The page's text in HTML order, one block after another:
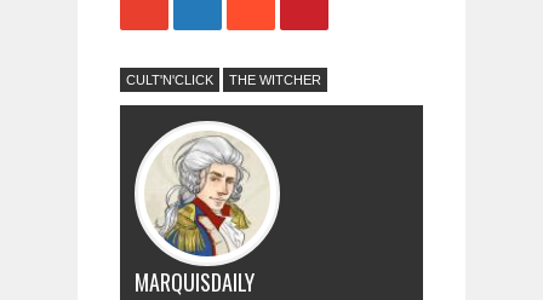
CULT'N'CLICK THE WITCHER
MARQUISDAILY